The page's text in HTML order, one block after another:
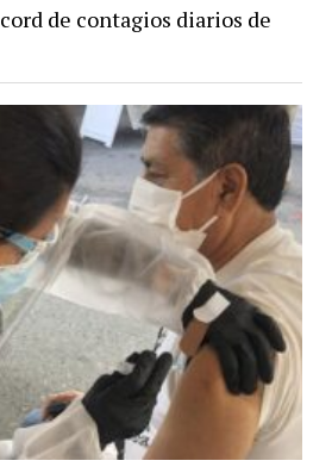
de contagios diarios de